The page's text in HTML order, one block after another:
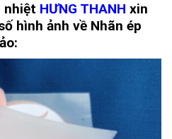
nhiệt HƯNG THANH xin
hình ảnh về Nhãn ép